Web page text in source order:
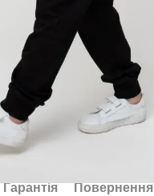
Гарантія Повернення